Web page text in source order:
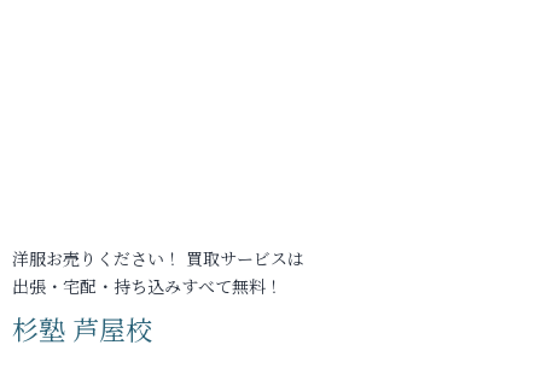
洋服お売りください！ 買取サービスは
出張・宅配・持ち込みすべて無料！
杉塾 芦屋校